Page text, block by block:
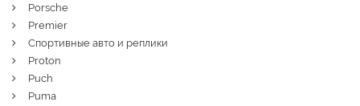
Porsche
Premier
Спортивные авто и реплики
Proton
Puch
Puma